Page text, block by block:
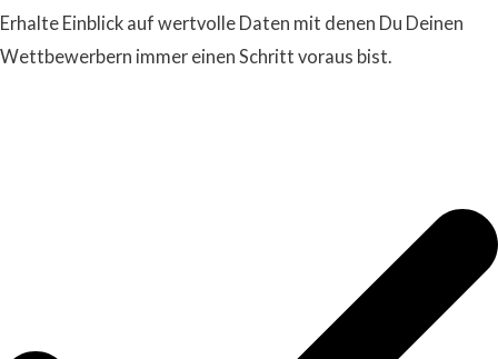
Erhalte Einblick auf wertvolle Daten mit denen Du Deinen
Wettbewerbern immer einen Schritt voraus bist.